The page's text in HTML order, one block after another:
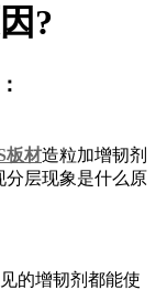
?
板材造粒加增韧剂
分层现象是什么原
的增韧剂都能使